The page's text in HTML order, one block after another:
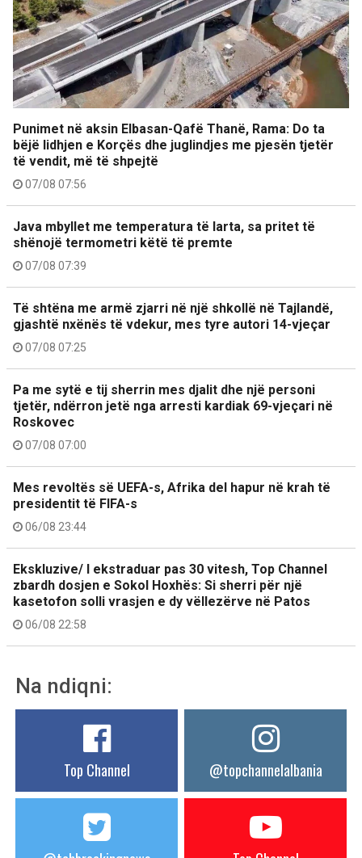
Punimet në aksin Elbasan-Qafë Thanë, Rama: Do ta
bëjë lidhjen e Korçës dhe juglindjes me pjesën tjetër
të vendit, më të shpejtë
07/08 07:56
Java mbyllet me temperatura të larta, sa pritet të
shënojë termometri këtë të premte
07/08 07:39
Të shtëna me armë zjarri në një shkollë në Tajlandë,
gjashtë nxënës të vdekur, mes tyre autori 14-vjeçar
07/08 07:25
Pa me sytë e tij sherrin mes djalit dhe një personi
tjetër, ndërron jetë nga arresti kardiak 69-vjeçari në
Roskovec
07/08 07:00
Mes revoltës së UEFA-s, Afrika del hapur në krah të
presidentit të FIFA-s
06/08 23:44
Ekskluzive/ I ekstraduar pas 30 vitesh, Top Channel
zbardh dosjen e Sokol Hoxhës: Si sherri për një
kasetofon solli vrasjen e dy vëllezërve në Patos
06/08 22:58
Na ndiqni:
Top Channel @topchannelalbania